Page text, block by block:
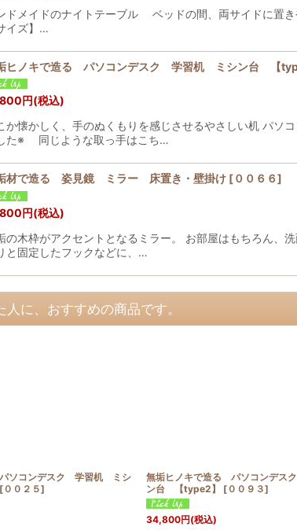
ドメイドのナイトテーブル ベッドの間、両サイドに
イズ】…
ヒノキで造る パソコンデスク 学習机 ミシン台 【
円(税込)
か懐かしく、手のぬくもりを感じさせるやさしい机 パソ
た※ 同じような取っ手はこち…
材で造る 姿見鏡 ミラー 床置き・壁掛け [００６６]
円(税込)
の木枠がアクセントとなるミラー。 お部屋はも
と固定したフックなどに、…
人に、おすすめの商品です。
ソコンデスク 学習机 ミシ
[ ００２５]
無垢ヒノキで造る パソコンデ
ン台 【type2】
[ ００９３]
34,800円(税込)